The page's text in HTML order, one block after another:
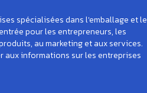
spécialisées dans l'emballage et le
pour les entrepreneurs, les
au marketing et aux services.
aux informations sur les entreprises